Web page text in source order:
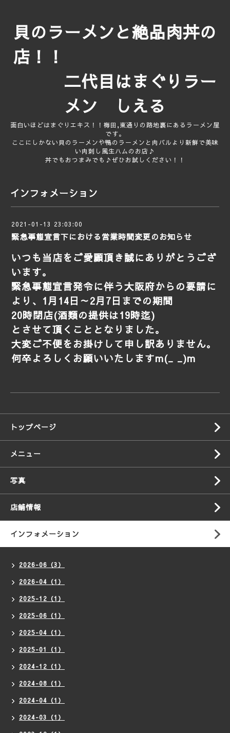
貝のラーメンと絶品肉丼の
店！！
二代目はまぐりラー
メン しえる
面白いほどはまぐりエキス！！梅田,東通りの路地裏にあるラーメン屋
です。
ここにしかない貝のラーメンや鴨のラーメンと肉バルより新鮮で美味
い肉刺し風生ハムのお店♪
丼でもおつまみでも♪ぜひお試しください！！
インフォメーション
2021-01-13 23:03:00
緊急事態宣言下における営業時間変更のお知らせ
いつも当店をご愛顧頂き誠にありがとうござ
います。
緊急事態宣言発令に伴う大阪府からの要請に
より、1月14日～2月7日までの期間
20時閉店(酒類の提供は19時迄)
とさせて頂くこととなりました。
大変ご不便をお掛けして申し訳ありません。
何卒よろしくお願いいたしますm(_ _)m
トップページ
メニュー
写真
店舗情報
インフォメーション
2026-06（3）
2026-04（1）
2025-12（1）
2025-06（1）
2025-04（1）
2025-01（1）
2024-12（1）
2024-08（1）
2024-04（1）
2024-03（1）